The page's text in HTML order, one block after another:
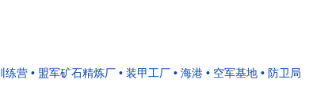
练营 • 盟军矿石精炼厂 • 装甲工厂 • 海港 • 空军基地 • 防卫局